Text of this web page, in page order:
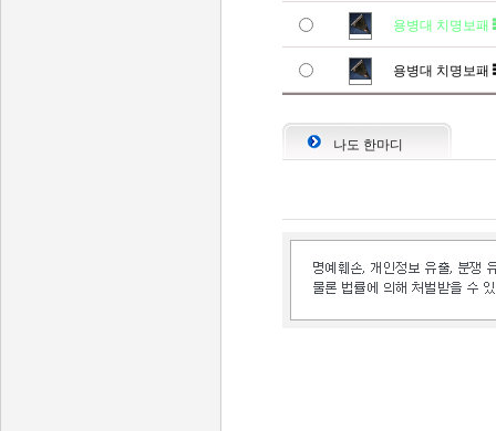
용병대 치명보패
용병대 치명보패
나도 한마디